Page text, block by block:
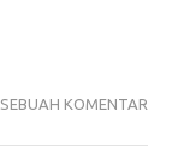
KOMENTAR